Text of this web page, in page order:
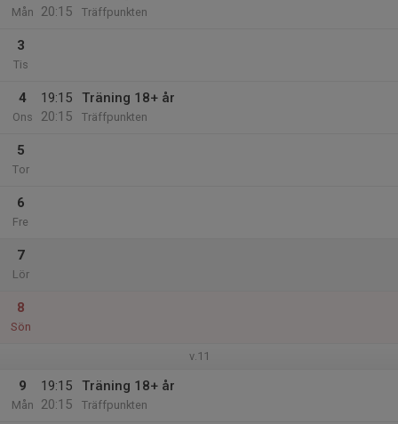
Mån
20:15
Träffpunkten
3
Tis
4
Ons
19:15
20:15
Träning 18+ år
Träffpunkten
5
Tor
6
Fre
7
Lör
8
Sön
v.11
9
Mån
19:15
20:15
Träning 18+ år
Träffpunkten